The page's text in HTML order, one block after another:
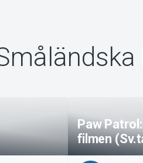
Paw
filmen